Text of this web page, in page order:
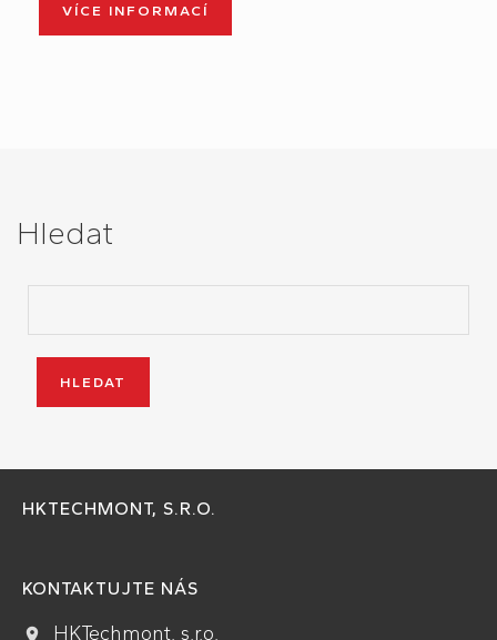
VÍCE INFORMACÍ
Hledat
HKTECHMONT, S.R.O.
KONTAKTUJTE NÁS
HKTechmont. s.r.o.